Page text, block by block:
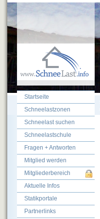
Startseite
Schneelastzonen
Schneelast suchen
Schneelastschule
Fragen + Antworten
Mitglied werden
Mitgliederbereich
Aktuelle Infos
Statikportale
Partnerlinks